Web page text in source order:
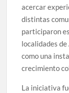
acercar
distintas
participaron
localidades
como una
crecimiento
La iniciativa